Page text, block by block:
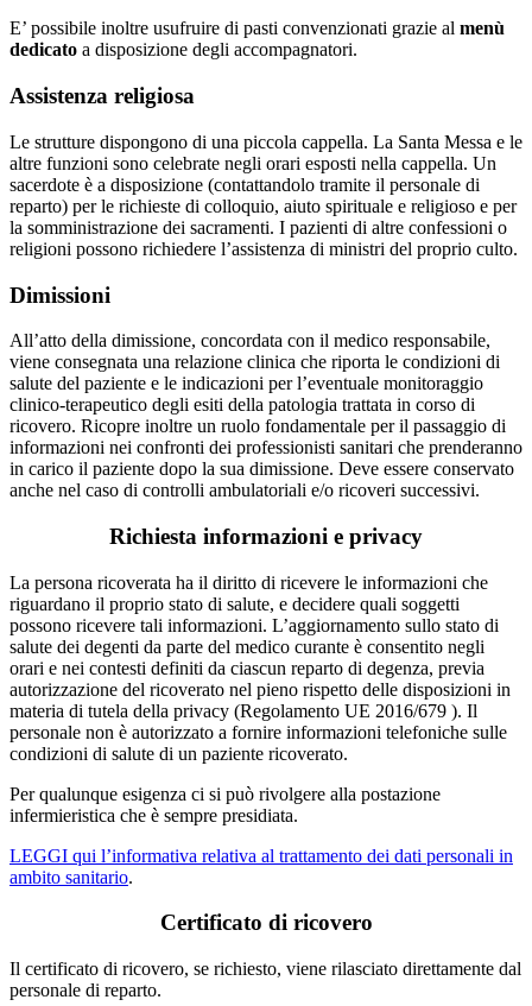
E’ possibile inoltre usufruire di pasti convenzionati grazie al menù
dedicato a disposizione degli accompagnatori.
Assistenza religiosa
Le strutture dispongono di una piccola cappella. La Santa Messa e le
altre funzioni sono celebrate negli orari esposti nella cappella. Un
sacerdote è a disposizione (contattandolo tramite il personale di
reparto) per le richieste di colloquio, aiuto spirituale e religioso e per
la somministrazione dei sacramenti. I pazienti di altre confessioni o
religioni possono richiedere l’assistenza di ministri del proprio culto.
Dimissioni
All’atto della dimissione, concordata con il medico responsabile,
viene consegnata una relazione clinica che riporta le condizioni di
salute del paziente e le indicazioni per l’eventuale monitoraggio
clinico-terapeutico degli esiti della patologia trattata in corso di
ricovero. Ricopre inoltre un ruolo fondamentale per il passaggio di
informazioni nei confronti dei professionisti sanitari che prenderanno
in carico il paziente dopo la sua dimissione. Deve essere conservato
anche nel caso di controlli ambulatoriali e/o ricoveri successivi.
Richiesta informazioni e privacy
La persona ricoverata ha il diritto di ricevere le informazioni che
riguardano il proprio stato di salute, e decidere quali soggetti
possono ricevere tali informazioni. L’aggiornamento sullo stato di
salute dei degenti da parte del medico curante è consentito negli
orari e nei contesti definiti da ciascun reparto di degenza, previa
autorizzazione del ricoverato nel pieno rispetto delle disposizioni in
materia di tutela della privacy (Regolamento UE 2016/679 ). Il
personale non è autorizzato a fornire informazioni telefoniche sulle
condizioni di salute di un paziente ricoverato.
Per qualunque esigenza ci si può rivolgere alla postazione
infermieristica che è sempre presidiata.
LEGGI qui l’informativa relativa al trattamento dei dati personali in
ambito sanitario.
Certificato di ricovero
Il certificato di ricovero, se richiesto, viene rilasciato direttamente dal
personale di reparto.